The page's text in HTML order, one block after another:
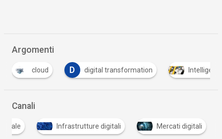
Argomenti
D digital transformation Intelligenza Artificiale
Canali
Infrastrutture digitali Mercati digitali